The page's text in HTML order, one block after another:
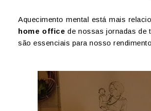
Aquecimento mental está mais
home office de nossas jornadas de
são essenciais para nosso